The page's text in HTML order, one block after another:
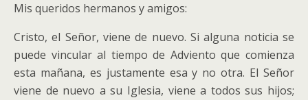
Mis queridos hermanos y amigos:
Cristo, el Señor, viene de nuevo. Si alguna noticia se
puede vincular al tiempo de Adviento que comienza
esta mañana, es justamente esa y no otra. El Señor
viene de nuevo a su Iglesia, viene a todos sus hijos;